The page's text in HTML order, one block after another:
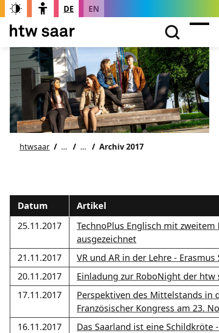
DE EN
htwsaar Archiv 2017
Datum
Artikel
25.11.2017
TechnoPlus Englisch mit
ausgezeichnet
21.11.2017
VR und AR in der Lehre -
20.11.2017
Einladung zur RoboNight der htw
17.11.2017
Perspektiven des Mittelstands in
Französischer Kongress am 23.
16.11.2017
Das Saarland ist eine Schildkröte